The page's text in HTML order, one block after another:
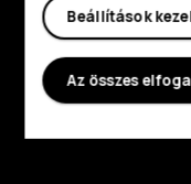
Planet and people
Támogatás
Beállítások
Az összes